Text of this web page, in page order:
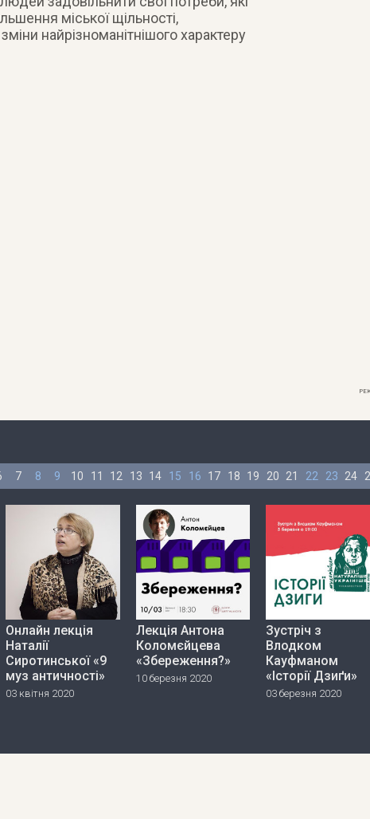
міської щільності,
найрізноманітнішого характеру
7 8 9 10 11 12 13 14 15 16 17 18 19 20 21 22 23 24
Онлайн лекція
Наталії
Сиротинської «9
муз античності»
03 квітня 2020
Лекція Антона
Коломєйцева
«Збереження?»
10 березня 2020
Зустріч з
Влодком
Кауфманом
«Історії Дзиґи»
03 березня 2020